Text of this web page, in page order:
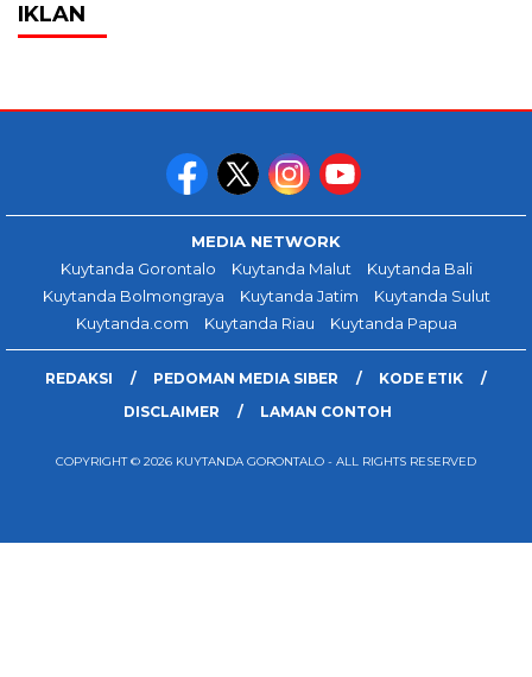
IKLAN
MEDIA NETWORK
Kuytanda Gorontalo
Kuytanda Malut
Kuytanda Bali
Kuytanda Bolmongraya
Kuytanda Jatim
Kuytanda Sulut
Kuytanda.com
Kuytanda Riau Kuytanda Papua
REDAKSI PEDOMAN MEDIA SIBER
KODE ETIK
DISCLAIMER
LAMAN CONTOH
COPYRIGHT © 2026 KUYTANDA GORONTALO - ALL RIGHTS RESERVED